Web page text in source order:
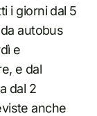
i giorni dal 5
autobus
e
e dal
dal 2
anche